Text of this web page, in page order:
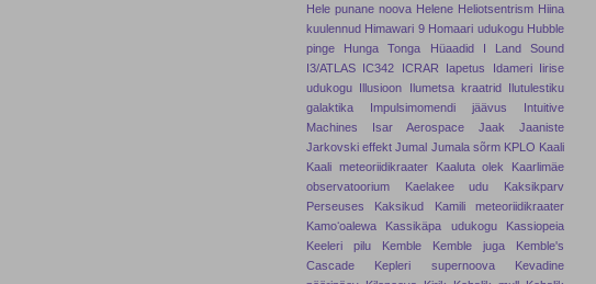
Hele punane noova Helene Heliotsentrism Hiina
kuulennud Himawari 9 Homaari udukogu Hubble
pinge
Hunga Tonga Hüaadid
I Land Sound
I3/ATLAS IC342 ICRAR Iapetus Idameri
Iirise
udukogu Illusioon Ilumetsa kraatrid
Ilutulestiku
galaktika
Impulsimomendi jäävus
Intuitive
Machines
Isar Aerospace
Jaak Jaaniste
Jarkovski effekt Jumal Jumala sõrm KPLO Kaali
Kaali meteoriidikraater
Kaaluta olek
Kaarlimäe
observatoorium
Kaelakee udu
Kaksikparv
Perseuses
Kaksikud
Kamili meteoriidikraater
Kamoʻoalewa
Kassikäpa udukogu
Kassiopeia
Keeleri pilu
Kemble Kemble juga
Kemble's
Cascade
Kepleri supernoova
Kevadine